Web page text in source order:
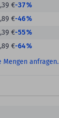
€-37%
€-46%
€-55%
€-64%
Mengen anfragen.